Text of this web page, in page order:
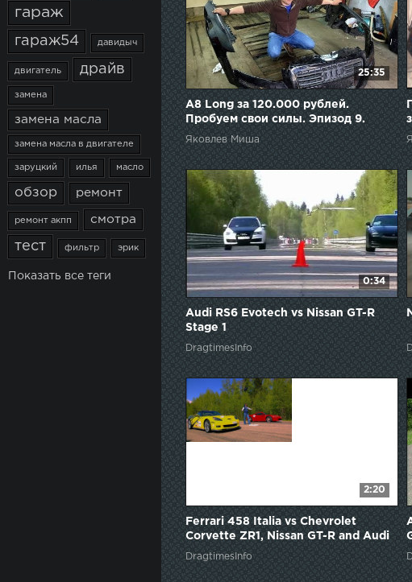
гараж
гараж54 давидыч
двигатель драйв
замена
замена масла
замена масла в двигателе
заруцкий илья масло
обзор ремонт
ремонт акпп смотра
тест фильтр эрик
Показать все теги
25:35
А8 Long за 120.000 рублей.
Пробуем свои силы. Эпизод 9.
Яковлев Миша
0:34
Audi RS6 Evotech vs Nissan GT-R
Stage 1
DragtimesInfo
2:20
Ferrari 458 Italia vs Chevrolet
Corvette ZR1, Nissan GT-R and Audi
RS6
DragtimesInfo